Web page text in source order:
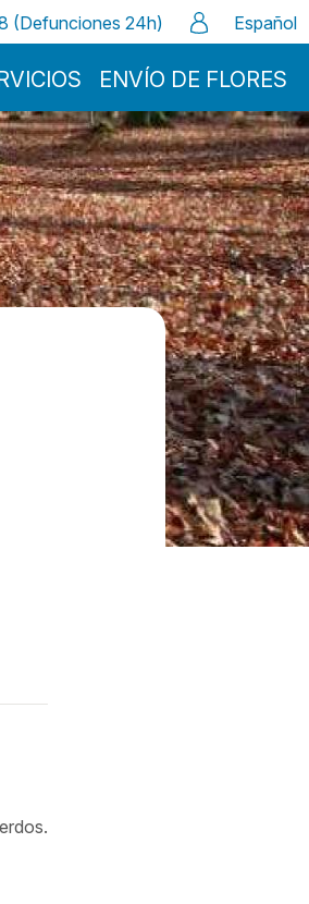
ENVÍO DE FLORES
(Defunciones 24h) Español